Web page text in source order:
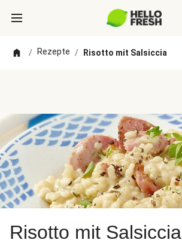
/ Rezepte / Risotto mit Salsiccia
Risotto mit Salsiccia